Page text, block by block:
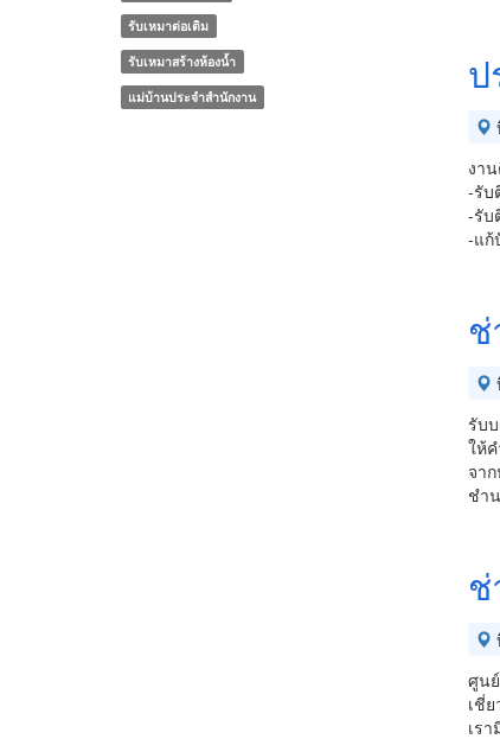
ป
งา
-รับ
-รับ
-แก้
รับ
ให้
จา
ชำ
ศูน
เชี่
เร
รับเหมาต่อเติม
รับเหมาสร้างห้องน้ำ
แม่บ้านประจําสํานักงาน